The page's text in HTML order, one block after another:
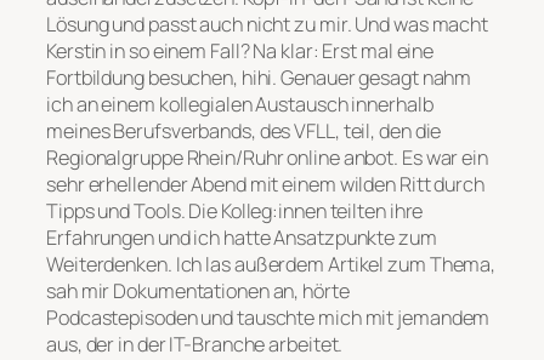
Lösung und passt auch nicht zu mir. Und was macht
Kerstin in so einem Fall? Na klar: Erst mal eine
Fortbildung besuchen, hihi. Genauer gesagt nahm
ich an einem kollegialen Austausch innerhalb
meines Berufsverbands, des VFLL, teil, den die
Regionalgruppe Rhein/Ruhr online anbot. Es war ein
sehr erhellender Abend mit einem wilden Ritt durch
Tipps und Tools. Die Kolleg:innen teilten ihre
Erfahrungen und ich hatte Ansatzpunkte zum
Weiterdenken. Ich las außerdem Artikel zum Thema,
sah mir Dokumentationen an, hörte
Podcastepisoden und tauschte mich mit jemandem
aus, der in der IT-Branche arbeitet.